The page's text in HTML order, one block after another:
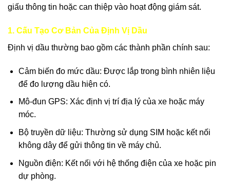
giấu thông tin hoặc can thiệp vào hoạt động giám sát.
1. Cấu Tạo Cơ Bản Của Định Vị Dầu
Định vị dầu thường bao gồm các thành phần chính sau:
Cảm biến đo mức dầu: Được lắp trong bình nhiên liệu
để đo lượng dầu hiện có.
Mô-đun GPS: Xác định vị trí địa lý của xe hoặc máy
móc.
Bộ truyền dữ liệu: Thường sử dụng SIM hoặc kết nối
không dây để gửi thông tin về máy chủ.
Nguồn điện: Kết nối với hệ thống điện của xe hoặc pin
dự phòng.